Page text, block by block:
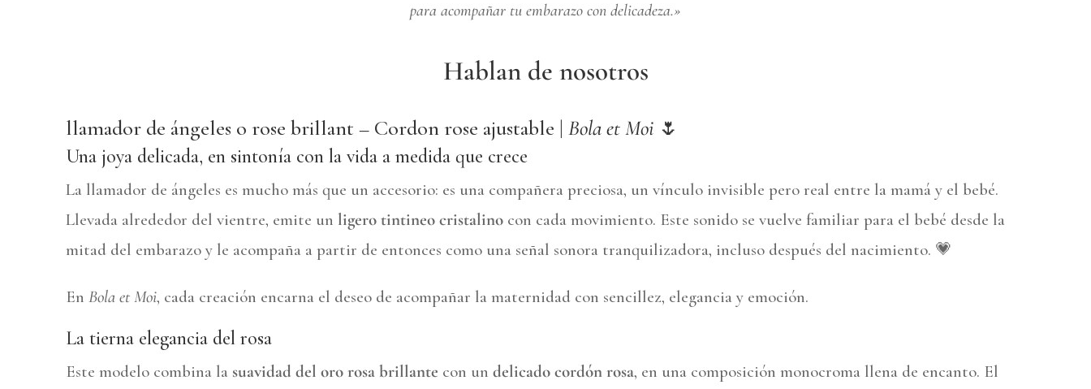
para acompañar tu embarazo con delicadeza.»
Hablan de nosotros
llamador de ángeles o rose brillant – Cordon rose ajustable | Bola et Moi🌷
Una joya delicada, en sintonía con la vida a medida que crece
La llamador de ángeles es mucho más que un accesorio: es una compañera preciosa, un vínculo invisible pero real entre la mamá y el bebé.
Llevada alrededor del vientre, emite un ligero tintineo cristalinocon cada movimiento. Este sonido se vuelve familiar para el bebé desde la
mitad del embarazo y le acompaña a partir de entonces como una señal sonora tranquilizadora, incluso después del nacimiento. 💗
En Bola et Moi, cada creación encarna el deseo de acompañar la maternidad con sencillez, elegancia y emoción.
La tierna elegancia del rosa
Este modelo combina la suavidad del oro rosa brillante con un delicado cordón rosa, en una composición monocroma llena de encanto. El